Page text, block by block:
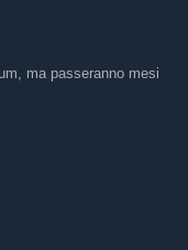
ma passeranno mesi